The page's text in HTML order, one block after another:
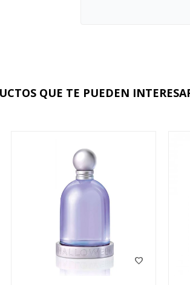
QUE TE PUEDEN